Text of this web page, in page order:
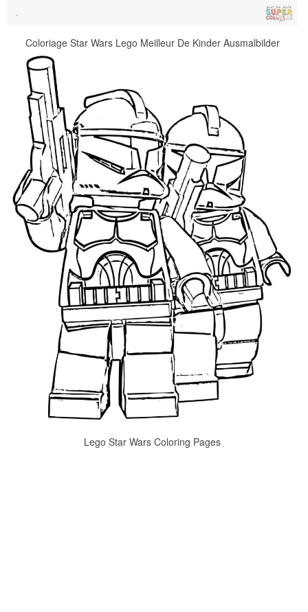
Coloriage Star Wars Lego Meilleur De Kinder Ausmalbilder
Lego Star Wars Coloring Pages